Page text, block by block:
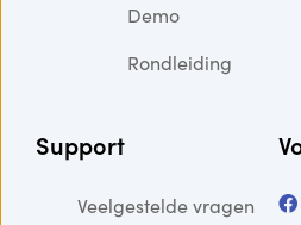
Demo
Rondleiding
Support
Veelgestelde vragen